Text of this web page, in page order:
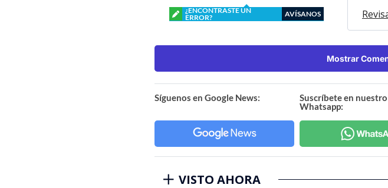
¿ENCONTRASTE UN
ERROR?
AVÍSANOS
Mostrar
Síguenos en Google News:
Suscríbete en
Whatsapp:
VISTO AHORA